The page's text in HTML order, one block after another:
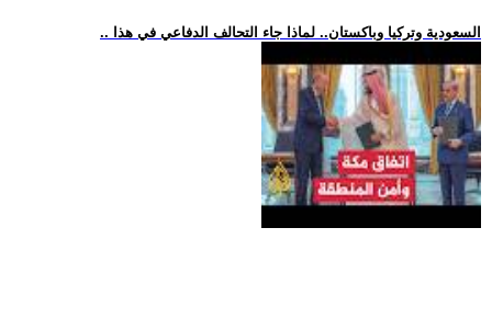
.. السعودية وتركيا وباكستان.. لماذا جاء التحالف الدفاعي في هذا